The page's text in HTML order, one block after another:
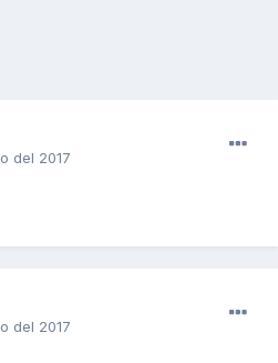
del 2017
del 2017